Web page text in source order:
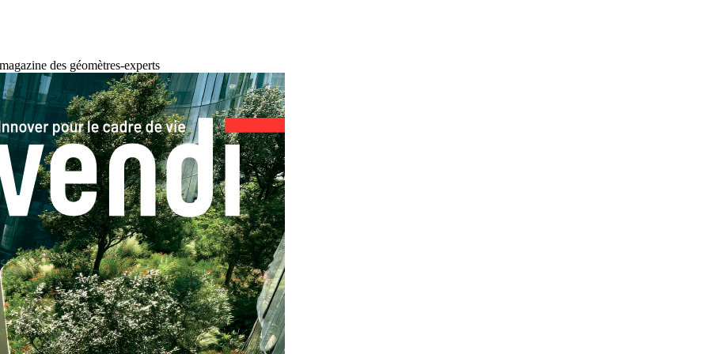
des géomètres-experts